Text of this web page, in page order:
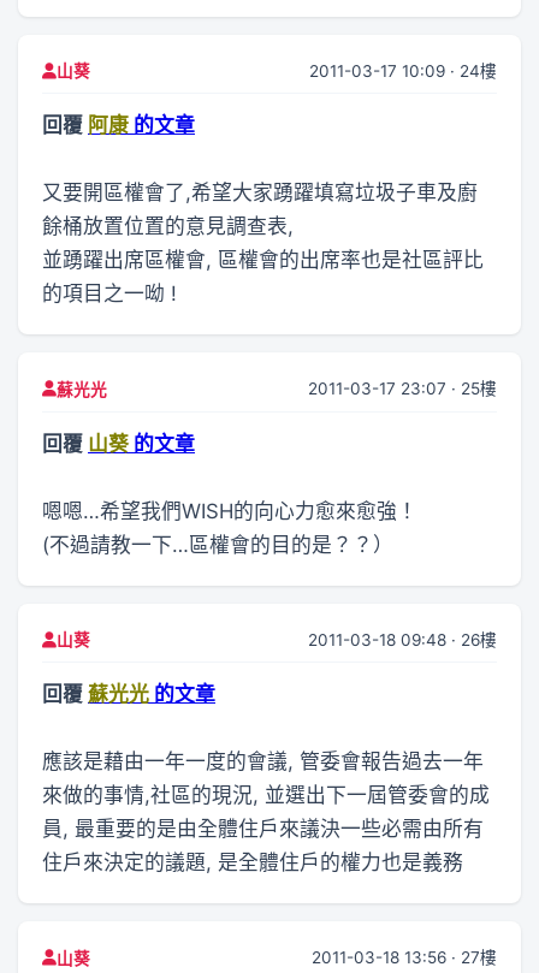
山葵 2011-03-17 10:09 · 24樓
回覆 阿康 的文章
又要開區權會了,希望大家踴躍填寫垃圾子車及廚
餘桶放置位置的意見調查表,
並踴躍出席區權會, 區權會的出席率也是社區評比
的項目之一呦 !
蘇光光 2011-03-17 23:07 · 25樓
回覆 山葵 的文章
嗯嗯…希望我們WISH的向心力愈來愈強！
(不過請教一下…區權會的目的是？？）
山葵 2011-03-18 09:48 · 26樓
回覆 蘇光光 的文章
應該是藉由一年一度的會議, 管委會報告過去一年
來做的事情,社區的現況, 並選出下一屆管委會的成
員, 最重要的是由全體住戶來議決一些必需由所有
住戶來決定的議題, 是全體住戶的權力也是義務
山葵 2011-03-18 13:56 · 27樓